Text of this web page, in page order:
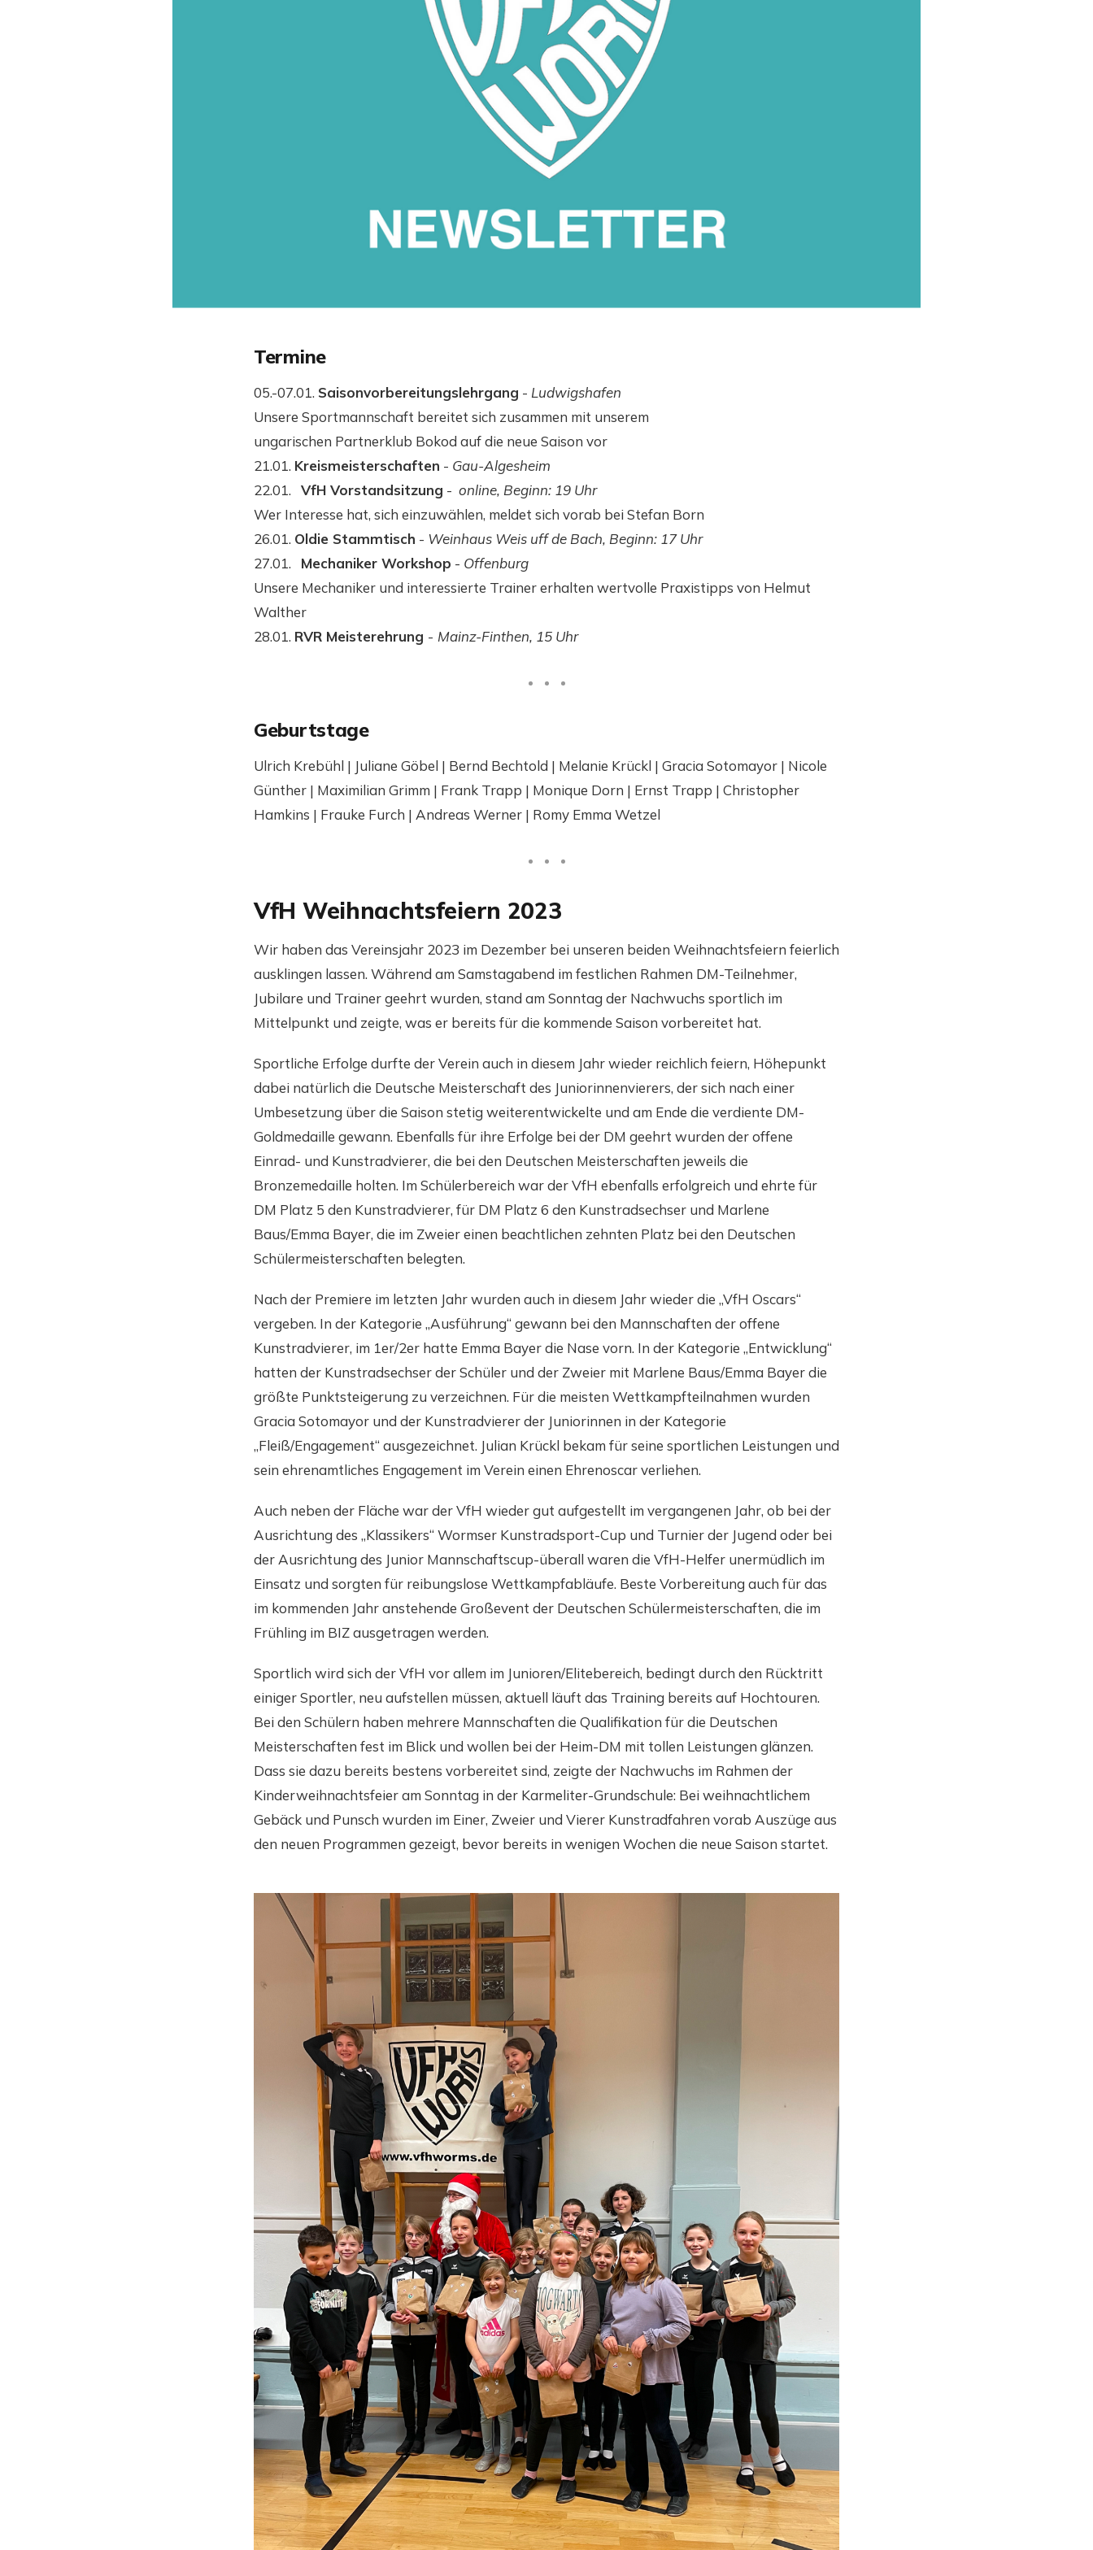
Termine
05.-07.01. Saisonvorbereitungslehrgang - Ludwigshafen
Unsere Sportmannschaft bereitet sich zusammen mit unserem
ungarischen Partnerklub Bokod auf die neue Saison vor
21.01. Kreismeisterschaften - Gau-Algesheim
22.01. VfH Vorstandsitzung - online, Beginn: 19 Uhr
Wer Interesse hat, sich einzuwählen, meldet sich vorab bei Stefan Born
26.01. Oldie Stammtisch - Weinhaus Weis uff de Bach, Beginn: 17 Uhr
27.01. Mechaniker Workshop - Offenburg
Unsere Mechaniker und interessierte Trainer erhalten wertvolle Praxistipps von Helmut
Walther
28.01. RVR Meisterehrung - Mainz-Finthen, 15 Uhr
Geburtstage
Ulrich Krebühl | Juliane Göbel | Bernd Bechtold | Melanie Krückl | Gracia Sotomayor | Nicole
Günther | Maximilian Grimm | Frank Trapp | Monique Dorn | Ernst Trapp | Christopher
Hamkins | Frauke Furch | Andreas Werner | Romy Emma Wetzel
VfH Weihnachtsfeiern 2023
Wir haben das Vereinsjahr 2023 im Dezember bei unseren beiden Weihnachtsfeiern feierlich
ausklingen lassen. Während am Samstagabend im festlichen Rahmen DM-Teilnehmer,
Jubilare und Trainer geehrt wurden, stand am Sonntag der Nachwuchs sportlich im
Mittelpunkt und zeigte, was er bereits für die kommende Saison vorbereitet hat.
Sportliche Erfolge durfte der Verein auch in diesem Jahr wieder reichlich feiern, Höhepunkt
dabei natürlich die Deutsche Meisterschaft des Juniorinnenvierers, der sich nach einer
Umbesetzung über die Saison stetig weiterentwickelte und am Ende die verdiente DM-
Goldmedaille gewann. Ebenfalls für ihre Erfolge bei der DM geehrt wurden der offene
Einrad- und Kunstradvierer, die bei den Deutschen Meisterschaften jeweils die
Bronzemedaille holten. Im Schülerbereich war der VfH ebenfalls erfolgreich und ehrte für
DM Platz 5 den Kunstradvierer, für DM Platz 6 den Kunstradsechser und Marlene
Baus/Emma Bayer, die im Zweier einen beachtlichen zehnten Platz bei den Deutschen
Schülermeisterschaften belegten.
Nach der Premiere im letzten Jahr wurden auch in diesem Jahr wieder die „VfH Oscars“
vergeben. In der Kategorie „Ausführung“ gewann bei den Mannschaften der offene
Kunstradvierer, im 1er/2er hatte Emma Bayer die Nase vorn. In der Kategorie „Entwicklung“
hatten der Kunstradsechser der Schüler und der Zweier mit Marlene Baus/Emma Bayer die
größte Punktsteigerung zu verzeichnen. Für die meisten Wettkampfteilnahmen wurden
Gracia Sotomayor und der Kunstradvierer der Juniorinnen in der Kategorie
„Fleiß/Engagement“ ausgezeichnet. Julian Krückl bekam für seine sportlichen Leistungen und
sein ehrenamtliches Engagement im Verein einen Ehrenoscar verliehen.
Auch neben der Fläche war der VfH wieder gut aufgestellt im vergangenen Jahr, ob bei der
Ausrichtung des „Klassikers“ Wormser Kunstradsport-Cup und Turnier der Jugend oder bei
der Ausrichtung des Junior Mannschaftscup-überall waren die VfH-Helfer unermüdlich im
Einsatz und sorgten für reibungslose Wettkampfabläufe. Beste Vorbereitung auch für das
im kommenden Jahr anstehende Großevent der Deutschen Schülermeisterschaften, die im
Frühling im BIZ ausgetragen werden.
Sportlich wird sich der VfH vor allem im Junioren/Elitebereich, bedingt durch den Rücktritt
einiger Sportler, neu aufstellen müssen, aktuell läuft das Training bereits auf Hochtouren.
Bei den Schülern haben mehrere Mannschaften die Qualifikation für die Deutschen
Meisterschaften fest im Blick und wollen bei der Heim-DM mit tollen Leistungen glänzen.
Dass sie dazu bereits bestens vorbereitet sind, zeigte der Nachwuchs im Rahmen der
Kinderweihnachtsfeier am Sonntag in der Karmeliter-Grundschule: Bei weihnachtlichem
Gebäck und Punsch wurden im Einer, Zweier und Vierer Kunstradfahren vorab Auszüge aus
den neuen Programmen gezeigt, bevor bereits in wenigen Wochen die neue Saison startet.